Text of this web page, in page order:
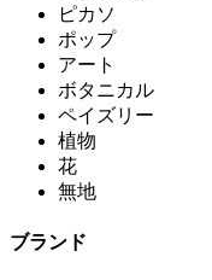
ピカソ
ポップ
アート
ボタニカル
ペイズリー
植物
花
無地
ブランド